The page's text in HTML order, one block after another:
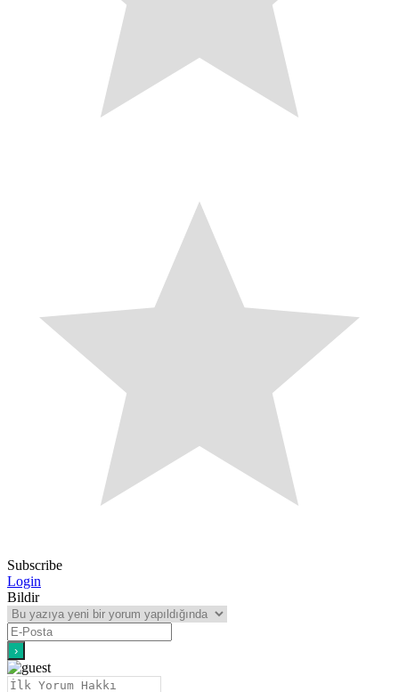
Subscribe
Login
Bildir